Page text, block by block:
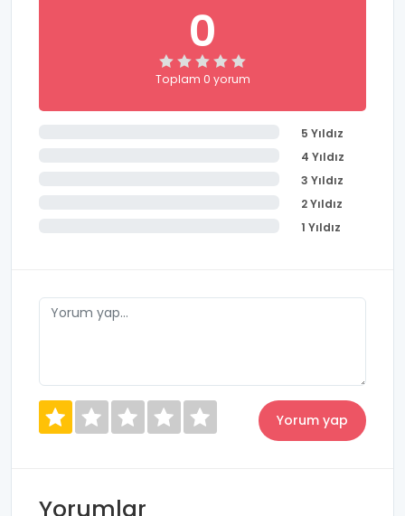
0
Toplam 0 yorum
5 Yıldız
4 Yıldız
3 Yıldız
2 Yıldız
1 Yıldız
Yorumlar